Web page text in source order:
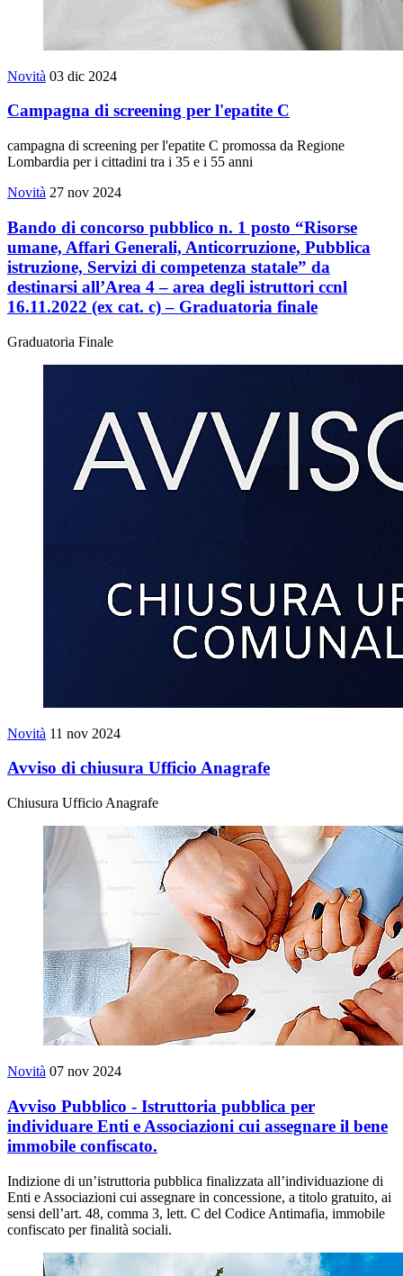
Novità 03 dic 2024
Campagna di screening per l'epatite C
campagna di screening per l'epatite C promossa da Regione
Lombardia per i cittadini tra i 35 e i 55 anni
Novità 27 nov 2024
Bando di concorso pubblico n. 1 posto “Risorse
umane, Affari Generali, Anticorruzione, Pubblica
istruzione, Servizi di competenza statale” da
destinarsi all’Area 4 – area degli istruttori ccnl
16.11.2022 (ex cat. c) – Graduatoria finale
Graduatoria Finale
Novità 11 nov 2024
Avviso di chiusura Ufficio Anagrafe
Chiusura Ufficio Anagrafe
Novità 07 nov 2024
Avviso Pubblico - Istruttoria pubblica per
individuare Enti e Associazioni cui assegnare il bene
immobile confiscato.
Indizione di un’istruttoria pubblica finalizzata all’individuazione di
Enti e Associazioni cui assegnare in concessione, a titolo gratuito, ai
sensi dell’art. 48, comma 3, lett. C del Codice Antimafia, immobile
confiscato per finalità sociali.